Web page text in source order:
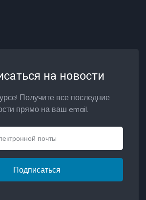
на новости
Получите все последние
прямо на ваш email.
Подписаться